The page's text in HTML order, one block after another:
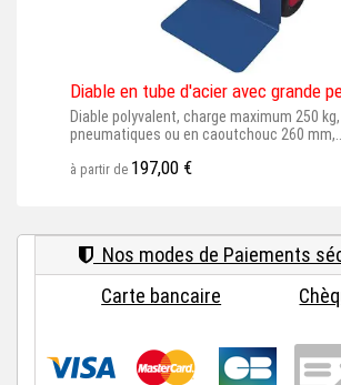
Diable en tube d'acier avec grande
Diable polyvalent, charge maximum 250
pneumatiques ou en caoutchouc 260
à partir de 197,00 €
Nos modes de Paiements
Carte bancaire